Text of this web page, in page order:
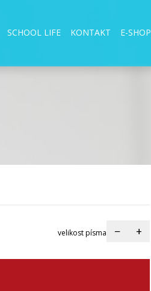
SCHOOL LIFE KONTAKT E-SHOP
velikost písma − +